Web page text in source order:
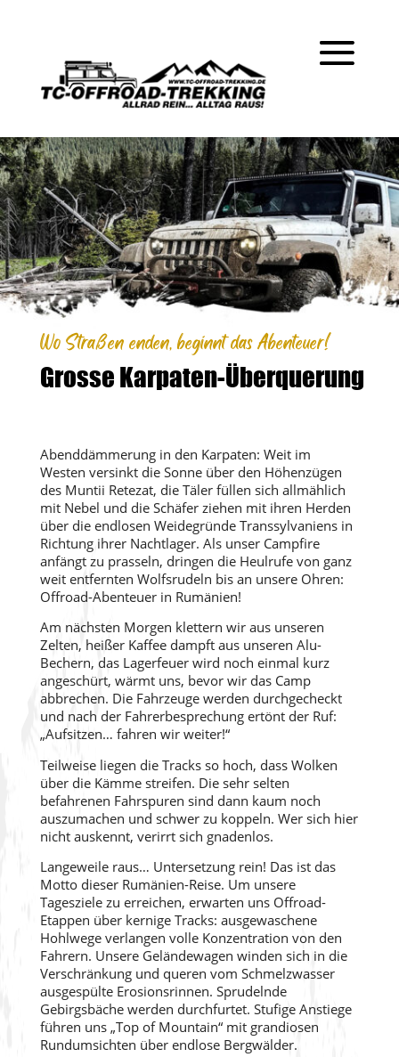
Wo Straßen enden, beginnt das Abenteuer!
Grosse Karpaten-Überquerung
Abenddämmerung in den Karpaten: Weit im
Westen versinkt die Sonne über den Höhenzügen
des Muntii Retezat, die Täler füllen sich allmählich
mit Nebel und die Schäfer ziehen mit ihren Herden
über die endlosen Weidegründe Transsylvaniens in
Richtung ihrer Nachtlager. Als unser Campfire
anfängt zu prasseln, dringen die Heulrufe von ganz
weit entfernten Wolfsrudeln bis an unsere Ohren:
Offroad-Abenteuer in Rumänien!
Am nächsten Morgen klettern wir aus unseren
Zelten, heißer Kaffee dampft aus unseren Alu-
Bechern, das Lagerfeuer wird noch einmal kurz
angeschürt, wärmt uns, bevor wir das Camp
abbrechen. Die Fahrzeuge werden durchgecheckt
und nach der Fahrerbesprechung ertönt der Ruf:
„Aufsitzen… fahren wir weiter!“
Teilweise liegen die Tracks so hoch, dass Wolken
über die Kämme streifen. Die sehr selten
befahrenen Fahrspuren sind dann kaum noch
auszumachen und schwer zu koppeln. Wer sich hier
nicht auskennt, verirrt sich gnadenlos.
Langeweile raus… Untersetzung rein! Das ist das
Motto dieser Rumänien-Reise. Um unsere
Tagesziele zu erreichen, erwarten uns Offroad-
Etappen über kernige Tracks: ausgewaschene
Hohlwege verlangen volle Konzentration von den
Fahrern. Unsere Geländewagen winden sich in die
Verschränkung und queren vom Schmelzwasser
ausgespülte Erosionsrinnen. Sprudelnde
Gebirgsbäche werden durchfurtet. Stufige Anstiege
führen uns „Top of Mountain“ mit grandiosen
Rundumsichten über endlose Bergwälder.